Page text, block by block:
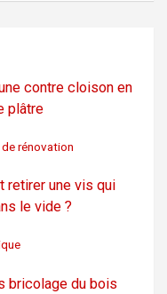
contre cloison en
plâtre
rénovation
retirer une vis qui
le vide ?
bricolage du bois